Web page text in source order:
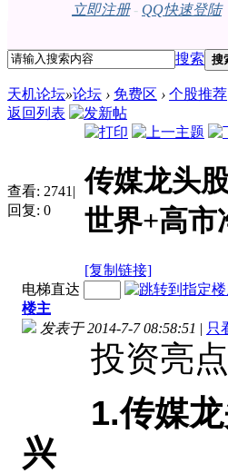
立即注册- QQ快速登陆
搜索 搜
天机论坛»论坛 › 免费区 › 个股推荐
返回列表
查看: 2741 |
回复: 0
传媒龙头
世界+高市
[复制链接]
电梯直达
楼主
发表于 2014-7-7 08:58:51 | 只
投资亮点
1.传媒
兴